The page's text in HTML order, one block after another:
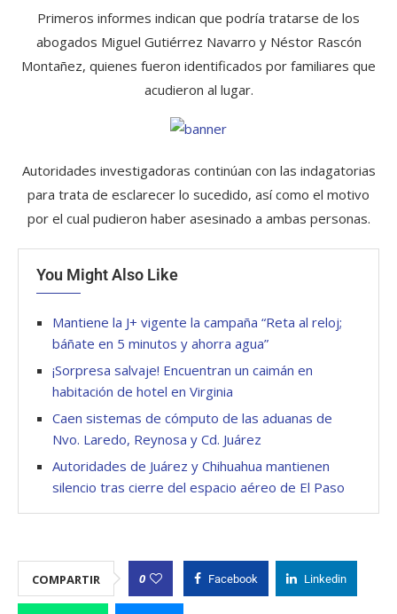
Primeros informes indican que podría tratarse de los
abogados Miguel Gutiérrez Navarro y Néstor Rascón
Montañez, quienes fueron identificados por familiares que
acudieron al lugar.
Autoridades investigadoras continúan con las indagatorias
para trata de esclarecer lo sucedido, así como el motivo
por el cual pudieron haber asesinado a ambas personas.
You Might Also Like
Mantiene la J+ vigente la campaña “Reta al reloj;
báñate en 5 minutos y ahorra agua”
¡Sorpresa salvaje! Encuentran un caimán en
habitación de hotel en Virginia
Caen sistemas de cómputo de las aduanas de
Nvo. Laredo, Reynosa y Cd. Juárez
Autoridades de Juárez y Chihuahua mantienen
silencio tras cierre del espacio aéreo de El Paso
COMPARTIR 0 Facebook Linkedin